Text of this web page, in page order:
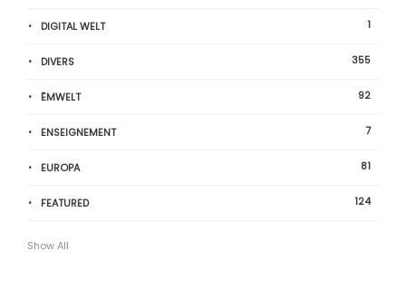
DIGITAL WELT 1
DIVERS 355
ËMWELT 92
ENSEIGNEMENT 7
EUROPA 81
FEATURED 124
Show All